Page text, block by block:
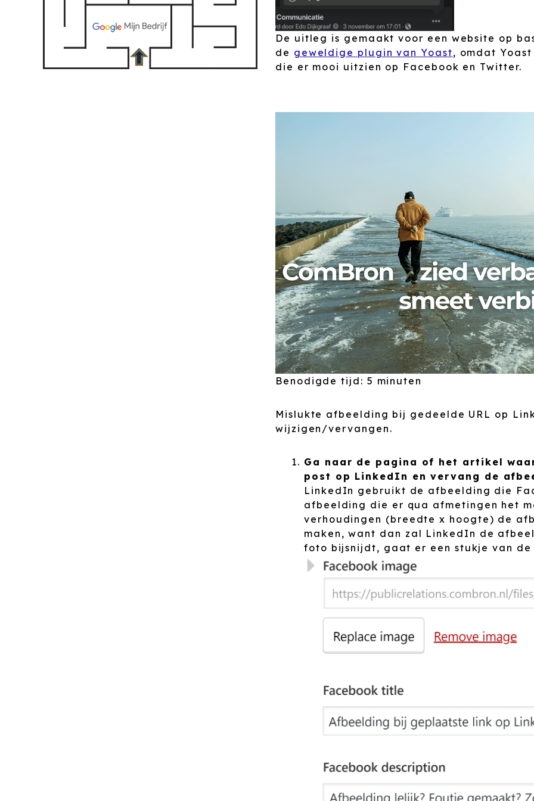
De uitleg is gemaakt voor een website op
de geweldige plugin van Yoast, omdat
die er mooi uitzien op Facebook en Twitter.
Benodigde tijd: 5 minuten
Mislukte afbeelding bij gedeelde URL op
wijzigen/vervangen.
Ga naar de pagina of het artikel
post op LinkedIn en vervang de
LinkedIn gebruikt de afbeelding die
afbeelding die er qua afmetingen het
verhoudingen (breedte x hoogte) de
maken, want dan zal LinkedIn de
foto bijsnijdt, gaat er een stukje van